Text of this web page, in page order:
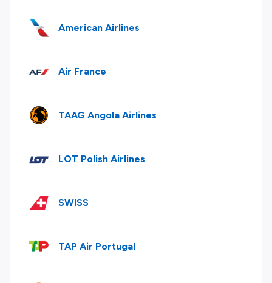
American Airlines
Air France
TAAG Angola Airlines
LOT Polish Airlines
SWISS
TAP Air Portugal